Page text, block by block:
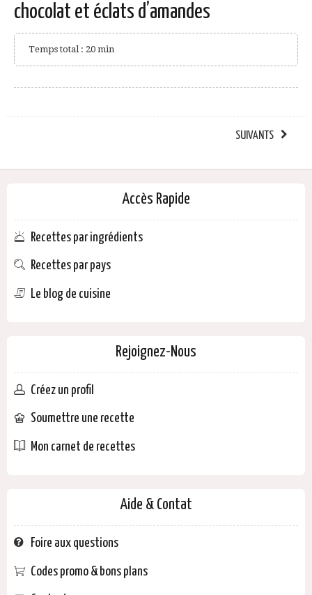
chocolat et éclats d’amandes
Temps total : 20 min
SUIVANTS
Accès Rapide
Recettes par ingrédients
Recettes par pays
Le blog de cuisine
Rejoignez-Nous
Créez un profil
Soumettre une recette
Mon carnet de recettes
Aide & Contat
Foire aux questions
Codes promo & bons plans